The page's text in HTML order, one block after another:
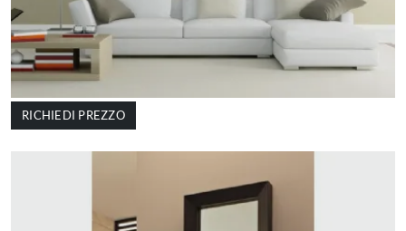
RICHIEDI PREZZO